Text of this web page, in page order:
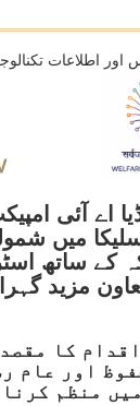
اور اطلاعات
میں
ساتھ
مزید
کا
اور عام
میں منظم